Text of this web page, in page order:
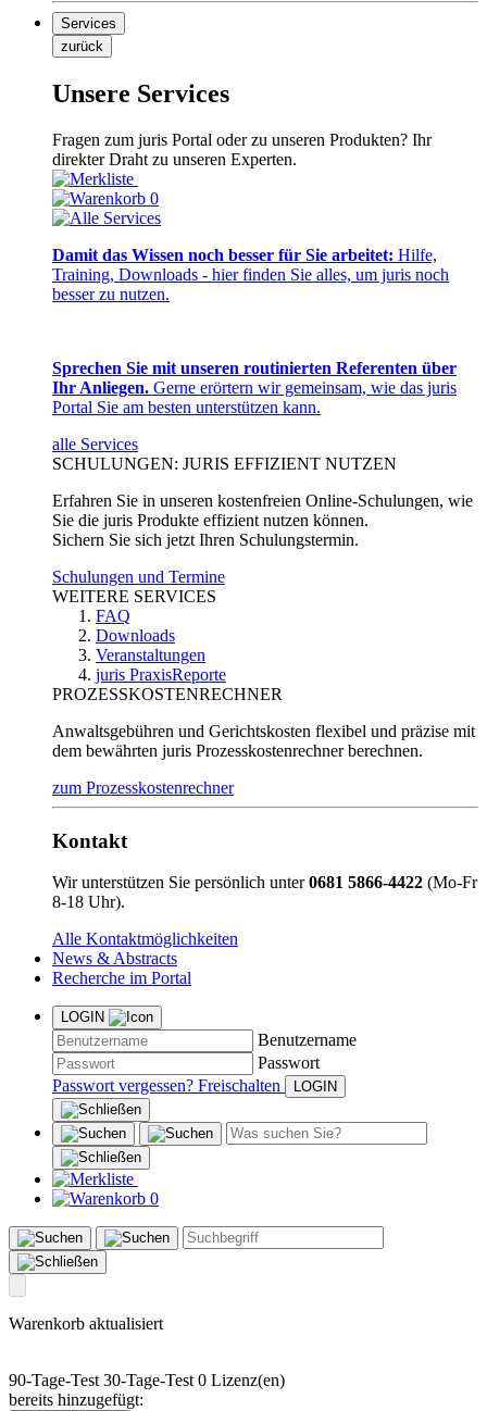
Services
zurück
Unsere Services
Fragen zum juris Portal oder zu unseren Produkten? Ihr
direkter Draht zu unseren Experten.
0
Damit das Wissen noch besser für Sie arbeitet: Hilfe,
Training, Downloads - hier finden Sie alles, um juris noch
besser zu nutzen.
Sprechen Sie mit unseren routinierten Referenten über
Ihr Anliegen. Gerne erörtern wir gemeinsam, wie das juris
Portal Sie am besten unterstützen kann.
alle Services
SCHULUNGEN: JURIS EFFIZIENT NUTZEN
Erfahren Sie in unseren kostenfreien Online-Schulungen, wie
Sie die juris Produkte effizient nutzen können.
Sichern Sie sich jetzt Ihren Schulungstermin.
Schulungen und Termine
WEITERE SERVICES
FAQ
Downloads
Veranstaltungen
juris PraxisReporte
PROZESSKOSTENRECHNER
Anwaltsgebühren und Gerichtskosten flexibel und präzise mit
dem bewährten juris Prozesskostenrechner berechnen.
zum Prozesskostenrechner
Kontakt
Wir unterstützen Sie persönlich unter0681 5866-4422 (Mo-Fr
8-18 Uhr).
Alle Kontaktmöglichkeiten
News & Abstracts
Recherche im Portal
LOGIN
Benutzername
Passwort
Passwort vergessen? Freischalten
0
Warenkorb aktualisiert
90-Tage-Test 30-Tage-Test 0 Lizenz(en)
bereits hinzugefügt: